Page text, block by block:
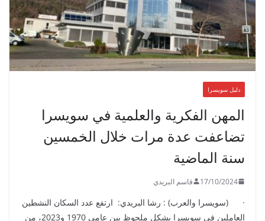
دليل سويسرا
المهن الفكرية والعلمية في سويسرا
تضاعفت عدة مرات خلال الخمسين
سنة الماضية
17/10/2024 قاسم البريدي
· (سويسرا والعرب) : رشا البريدي: ارتفع عدد السكان النشطين
العاملين في سويسرا بشكل ملحوظ بين عامي 1970 و2023، من